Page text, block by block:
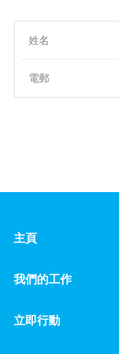
主頁
我們的工作
立即行動